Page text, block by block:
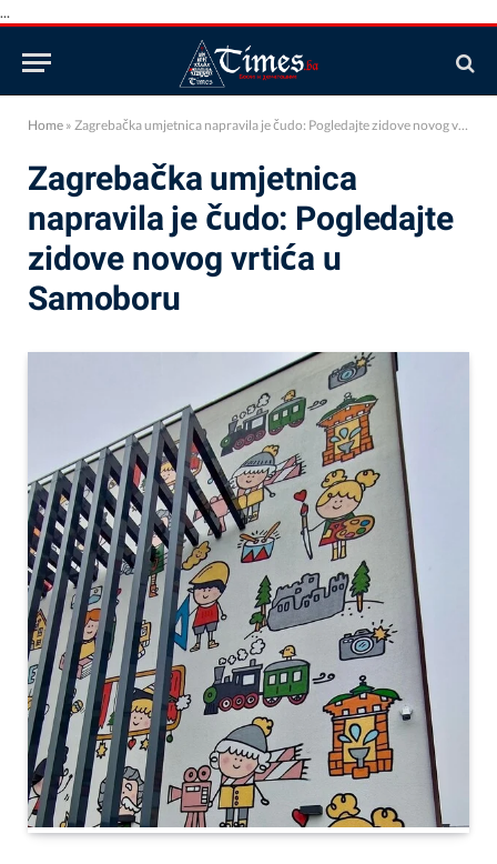
...
Home » Zagrebačka umjetnica napravila je čudo: Pogledajte zidove novog vrtića u Samoboru
Zagrebačka umjetnica
napravila je čudo: Pogledajte
zidove novog vrtića u
Samoboru